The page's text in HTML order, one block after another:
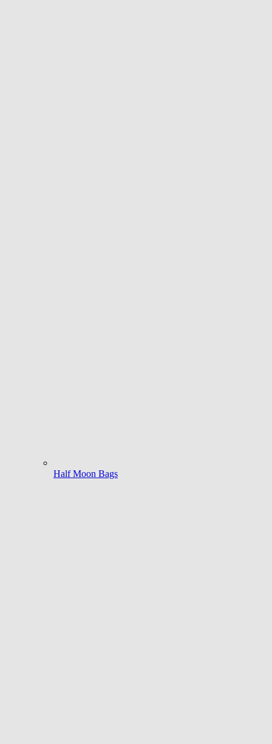
Half Moon Bags